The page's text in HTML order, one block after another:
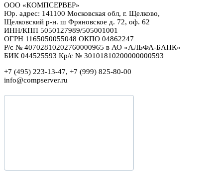
ООО «КОМПСЕРВЕР»
Юр. адрес: 141100 Московская обл, г. Щелково,
Щелковский р-н. ш Фряновское д. 72, оф. 62
ИНН/КПП 5050127989/505001001
ОГРН 1165050055048 ОКПО 04862247
Р/с № 40702810202760000965 в АО «АЛЬФА-БАНК»
БИК 044525593 Кр/с № 30101810200000000593
+7 (495) 223-13-47, +7 (999) 825-80-00
info@compserver.ru